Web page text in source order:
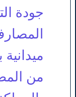
جودة
من